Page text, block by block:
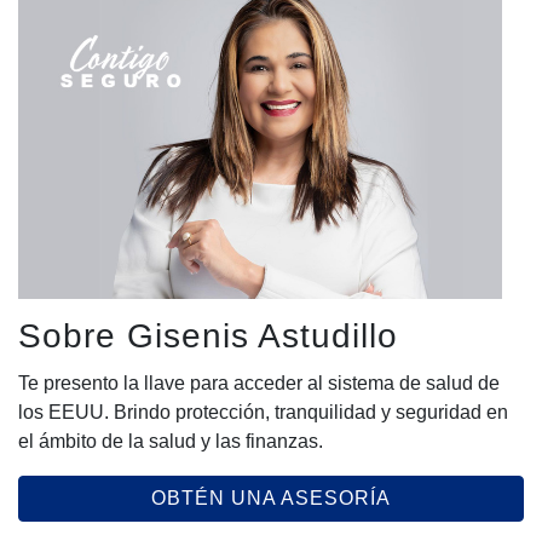
Sobre Gisenis Astudillo
Te presento la llave para acceder al sistema de salud de
los EEUU. Brindo protección, tranquilidad y seguridad en
el ámbito de la salud y las finanzas.
OBTÉN UNA ASESORÍA